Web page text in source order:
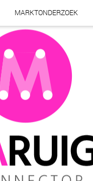
MARKTONDERZOEK